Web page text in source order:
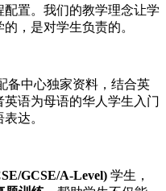
置。我们的教学理念让学
，是对学生负责的。
备中心独家资料，结合英
语为母语的华人学生入门
达。
GCSE/A-Level) 学生，